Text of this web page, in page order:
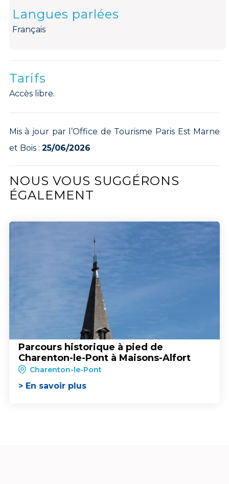
Langues parlées
Français
Tarifs
Accès libre.
Mis à jour par l’Office de Tourisme Paris Est Marne
et Bois : 25/06/2026
NOUS VOUS SUGGÉRONS
ÉGALEMENT
Parcours historique à pied de
Charenton-le-Pont à Maisons-Alfort
Charenton-le-Pont
> En savoir plus